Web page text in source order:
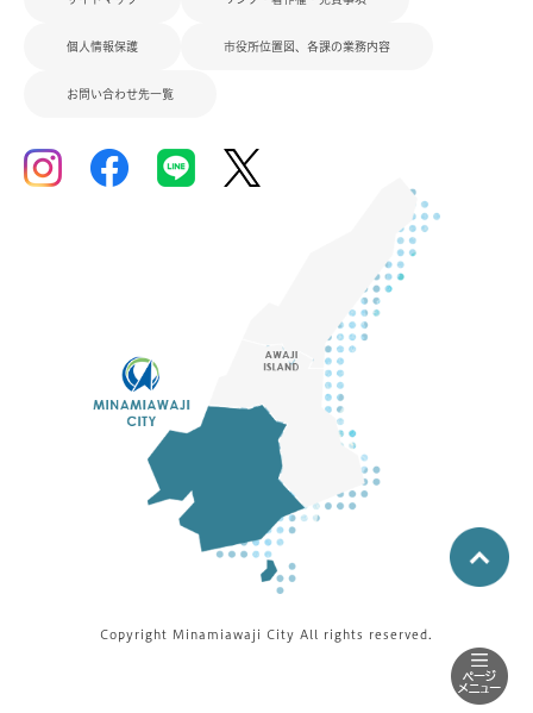
南
個人情報保護 市役所位置図、各課の業務内容
お問い合わせ先一覧
Copyright Minamiawaji City All rights reserved.